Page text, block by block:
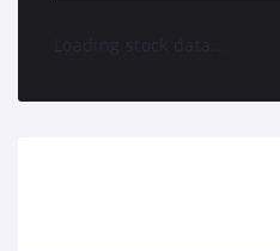
Loading stock data...